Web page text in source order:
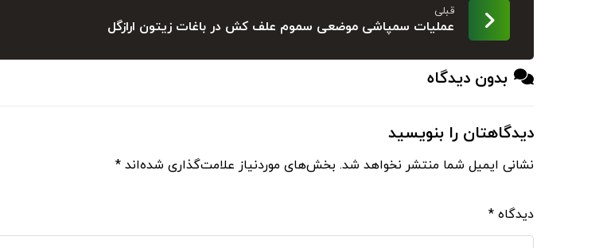
قبلی
عملیات سمپاشی موضعی سموم علف کش در باغات زیتون ارازگل
بدون دیدگاه
دیدگاهتان را بنویسید
نشانی ایمیل شما منتشر نخواهد شد. بخش‌های موردنیاز علامت‌گذاری شده‌اند *
دیدگاه *